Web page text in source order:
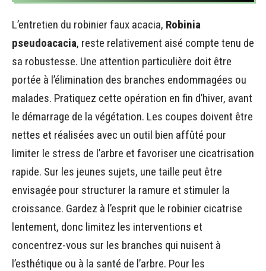
L’entretien du robinier faux acacia, Robinia
pseudoacacia, reste relativement aisé compte tenu de
sa robustesse. Une attention particulière doit être
portée à l’élimination des branches endommagées ou
malades. Pratiquez cette opération en fin d’hiver, avant
le démarrage de la végétation. Les coupes doivent être
nettes et réalisées avec un outil bien affûté pour
limiter le stress de l’arbre et favoriser une cicatrisation
rapide. Sur les jeunes sujets, une taille peut être
envisagée pour structurer la ramure et stimuler la
croissance. Gardez à l’esprit que le robinier cicatrise
lentement, donc limitez les interventions et
concentrez-vous sur les branches qui nuisent à
l’esthétique ou à la santé de l’arbre. Pour les